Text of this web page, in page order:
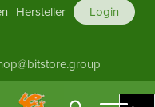
Hersteller
Login